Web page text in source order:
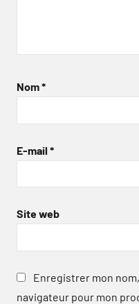
Nom*
E-mail *
Site web
Enregistrer mon
navigateur pour mon